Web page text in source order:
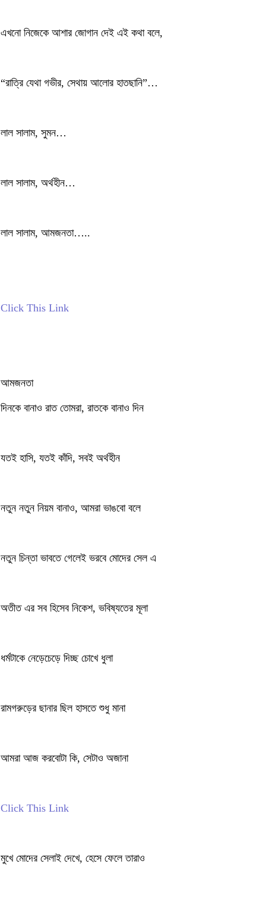
এখনো নিজেকে আশার জোগান দেই এই কথা বলে,
“রাত্রি যেথা গভীর, সেথায় আলোর হাতছানি”…
লাল সালাম, সুমন…
লাল সালাম, অর্থহীন…
লাল সালাম, আমজনতা…..
Click This Link
আমজনতা
দিনকে বানাও রাত তোমরা, রাতকে বানাও দিন
যতই হাসি, যতই কাঁদি, সবই অর্থহীন
নতুন নতুন নিয়ম বানাও, আমরা ভাঙবো বলে
নতুন চিন্তা ভাবতে গেলেই ভরবে মোদের সেল এ
অতীত এর সব হিসেব নিকেশ, ভবিষ্যতের মূলা
ধর্মটাকে নেড়েচেড়ে দিচ্ছ চোখে ধুলা
রামগরুড়ের ছানার ছিল হাসতে শুধু মানা
আমরা আজ করবোটা কি, সেটাও অজানা
Click This Link
মুখে মোদের সেলাই দেখে, হেসে ফেলে তারাও